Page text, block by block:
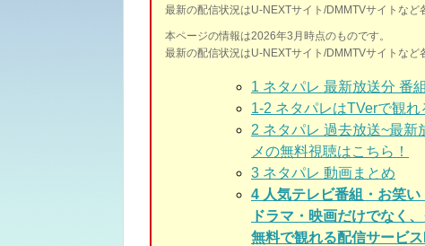
最新の配信状況はU-NEXTサイト/DMMTVサイトなど
本ページの情報は2026年3月時点のものです。
最新の配信状況はU-NEXTサイト/DMMTVサイトなど
1 ネタパレ 最新放送分 番
1-2 ネタパレはTVerで観れ
2 ネタパレ 過去放送~最新
メの無料視聴はこちら！
3 ネタパレ 動画まとめ
4 人気テレビ番組・お笑
ドラマ・映画だけでなく
無料で観れる配信サービ